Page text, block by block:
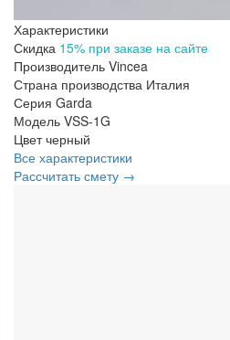
Характеристики
Скидка 15% при заказе на сайте
Производитель Vincea
Страна производства Италия
Серия Garda
Модель VSS-1G
Цвет черный
Все характеристики
Рассчитать смету →